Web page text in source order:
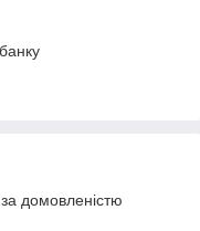
домовленістю